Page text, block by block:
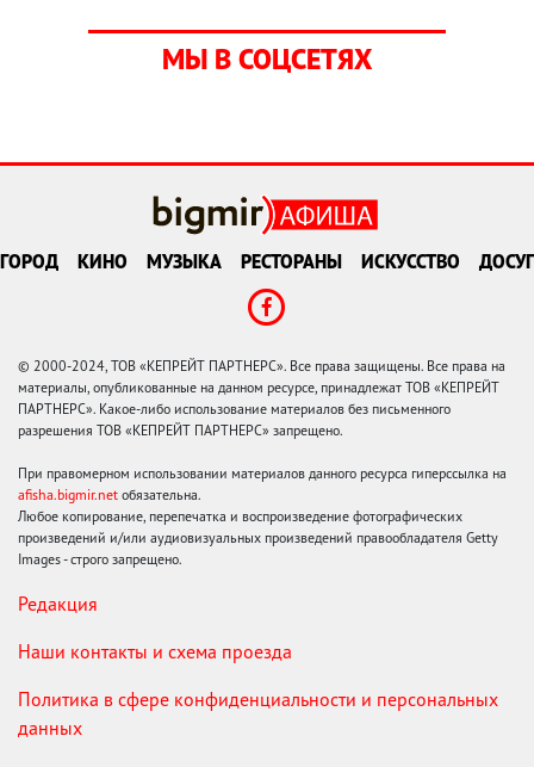
МЫ В СОЦСЕТЯХ
ГОРОД КИНО МУЗЫКА РЕСТОРАНЫ ИСКУССТВО ДОСУГ
© 2000-2024, ТОВ «КЕПРЕЙТ ПАРТНЕРС». Все права защищены. Все права на
материалы, опубликованные на данном ресурсе, принадлежат ТОВ «КЕПРЕЙТ
ПАРТНЕРС». Какое-либо использование материалов без письменного
разрешения ТОВ «КЕПРЕЙТ ПАРТНЕРС» запрещено.
При правомерном использовании материалов данного ресурса гиперссылка на
afisha.bigmir.net обязательна.
Любое копирование, перепечатка и воспроизведение фотографических
произведений и/или аудиовизуальных произведений правообладателя Getty
Images - строго запрещено.
Редакция
Наши контакты и схема проезда
Политика в сфере конфиденциальности и персональных
данных